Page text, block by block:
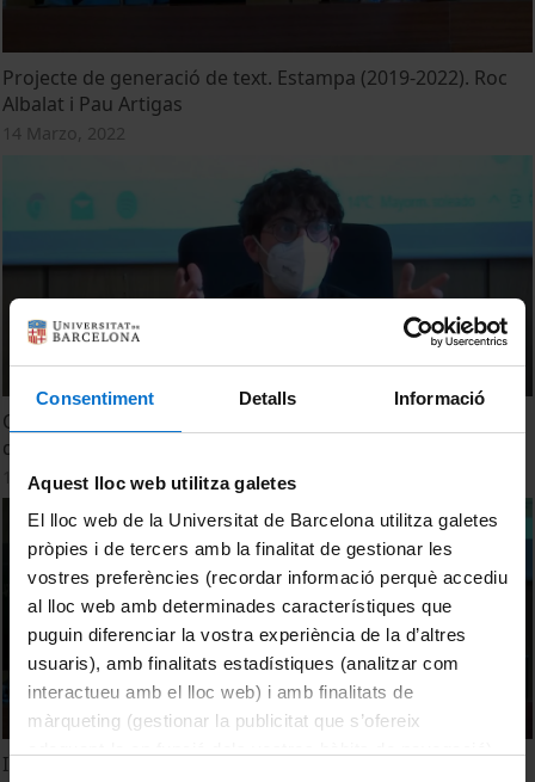
Consentiment Detalls Informació
Aquest lloc web utilitza galetes
El lloc web de la Universitat de Barcelona utilitza galetes
pròpies i de tercers amb la finalitat de gestionar les
vostres preferències (recordar informació perquè accediu
al lloc web amb determinades característiques que
puguin diferenciar la vostra experiència de la d’altres
usuaris), amb finalitats estadístiques (analitzar com
interactueu amb el lloc web) i amb finalitats de
màrqueting (gestionar la publicitat que s’ofereix
Projecte de generació de text. Estampa (2019-2022). Roc
Albalat i Pau Artigas
14 Marzo, 2022
Quo vadis, NFTs? Tecnologies de mercantilització de l'art
digital. Carles Araguz
14 Marzo, 2022
Imatges, algorismes i cocreació. Pilar Rosado